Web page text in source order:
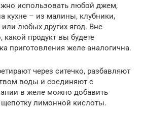
использовать любой джем,
кухне – из малины, клубники,
любых других ягод. Вне
какой продукт вы будете
приготовления желе аналогична.
через ситечко, разбавляют
воды и соединяют с
в желе можно добавить
лимонной кислоты.